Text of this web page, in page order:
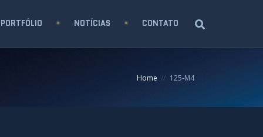
PORTFÓLIO NOTÍCIAS CONTATO
Home 125-M4